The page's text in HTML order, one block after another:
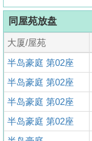
同屋苑放盘
大厦/屋苑
半岛豪庭 第02座
半岛豪庭 第02座
半岛豪庭 第02座
半岛豪庭 第02座